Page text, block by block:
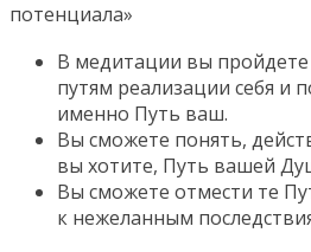
потенциала»
В медитации вы
путям реализации себя и
именно Путь ваш.
Вы сможете понять,
вы хотите, Путь вашей
Вы сможете отмести те
к нежеланным